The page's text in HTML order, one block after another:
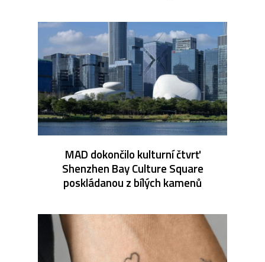
MAD dokončilo kulturní čtvrť
Shenzhen Bay Culture Square
poskládanou z bílých kamenů